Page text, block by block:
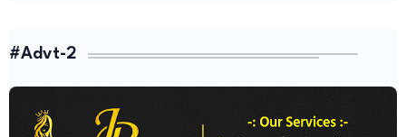
#Advt-2